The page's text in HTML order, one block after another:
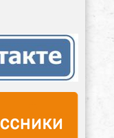
Положение о
Георгиевском
Канский